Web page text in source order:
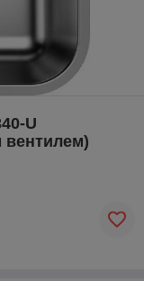
U
вентилем)